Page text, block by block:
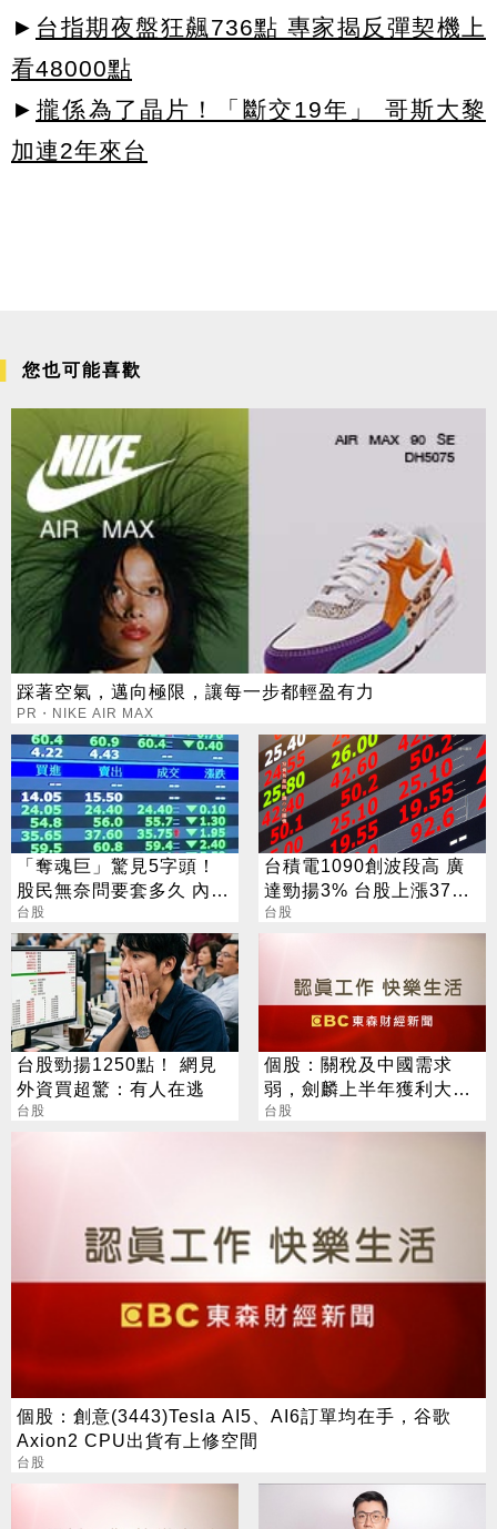
► 台指期夜盤狂飆736點 專家揭反彈契機上
看48000點
► 攏係為了晶片！「斷交19年」 哥斯大黎
加連2年來台
您也可能喜歡
踩著空氣，邁向極限，讓每一步都輕盈有力
PR・NIKE AIR MAX
「奪魂巨」驚見5字頭！
股民無奈問要套多久 內行
人說話了
台股
台積電1090創波段高 廣
達勁揚3% 台股上漲370
點
台股
台股勁揚1250點！ 網見
外資買超驚：有人在逃
台股
個股：關稅及中國需求
弱，劍麟上半年獲利大減
逾四成，每股盈餘1.75元
台股
個股：創意(3443)Tesla AI5、AI6訂單均在手，谷歌
Axion2 CPU出貨有上修空間
台股